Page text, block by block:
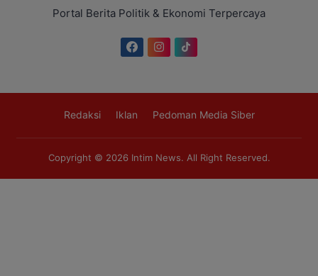
Portal Berita Politik & Ekonomi Terpercaya
Redaksi Iklan Pedoman Media Siber
Copyright © 2026 Intim News. All Right Reserved.